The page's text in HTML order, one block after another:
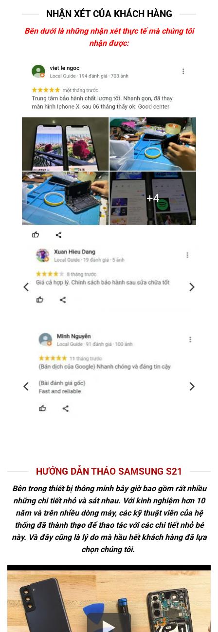
NHẬN XÉT CỦA KHÁCH HÀNG
Bên dưới là những nhận xét thực tế mà chúng tôi
nhận được:
HƯỚNG DẪN THÁO SAMSUNG S21
Bên trong thiết bị thông minh bây giờ bao gồm rất nhiều
những chi tiết nhỏ và sát nhau. Với kinh nghiệm hơn 10
năm và trên nhiều dòng máy, các kỹ thuật viên của hệ
thống đã thành thạo để thao tác với các chi tiết nhỏ bé
này. Và đây cũng là lý do mà hầu hết khách hàng đã lựa
chọn chúng tôi.